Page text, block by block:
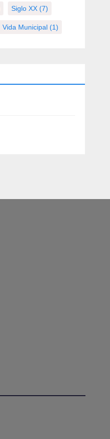
Siglo XX (7)
Vida Municipal (1)